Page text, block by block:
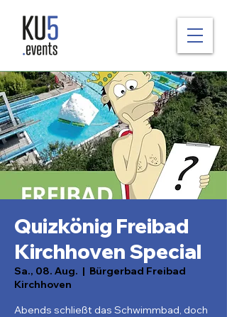
Quizkönig Freibad
Kirchhoven Special
Sa., 08. Aug.
  |
Bürgerbad Freibad
Kirchhoven
Abends schließt das Schwimmbad, doch